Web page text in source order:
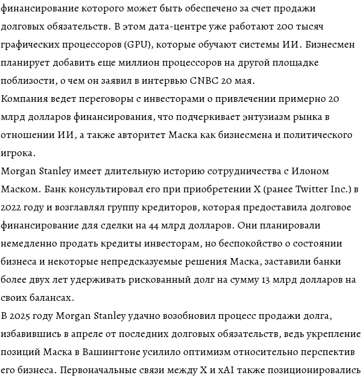
финансирование которого может быть обеспечено за счет продажи
долговых обязательств. В этом дата-центре уже работают 200 тысяч
графических процессоров (GPU), которые обучают системы ИИ. Бизнесмен
планирует добавить еще миллион процессоров на другой площадке
поблизости, о чем он заявил в интервью CNBC 20 мая.
Компания ведет переговоры с инвесторами о привлечении примерно 20
млрд долларов финансирования, что подчеркивает энтузиазм рынка в
отношении ИИ, а также авторитет Маска как бизнесмена и политического
игрока.
Morgan Stanley имеет длительную историю сотрудничества с Илоном
Маском. Банк консультировал его при приобретении X (ранее Twitter Inc.) в
2022 году и возглавлял группу кредиторов, которая предоставила долговое
финансирование для сделки на 44 млрд долларов. Они планировали
немедленно продать кредиты инвесторам, но беспокойство о состоянии
бизнеса и некоторые непредсказуемые решения Маска, заставили банки
более двух лет удерживать рискованный долг на сумму 13 млрд долларов на
своих балансах.
В 2025 году Morgan Stanley удачно возобновил процесс продажи долга,
избавившись в апреле от последних долговых обязательств, ведь укрепление
позиций Маска в Вашингтоне усилило оптимизм относительно перспектив
его бизнеса. Первоначальные связи между X и xAI также позиционировались